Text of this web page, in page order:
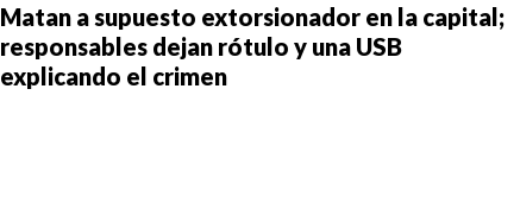
Matan a supuesto extorsionador en la capital;
responsables dejan rótulo y una USB
explicando el crimen